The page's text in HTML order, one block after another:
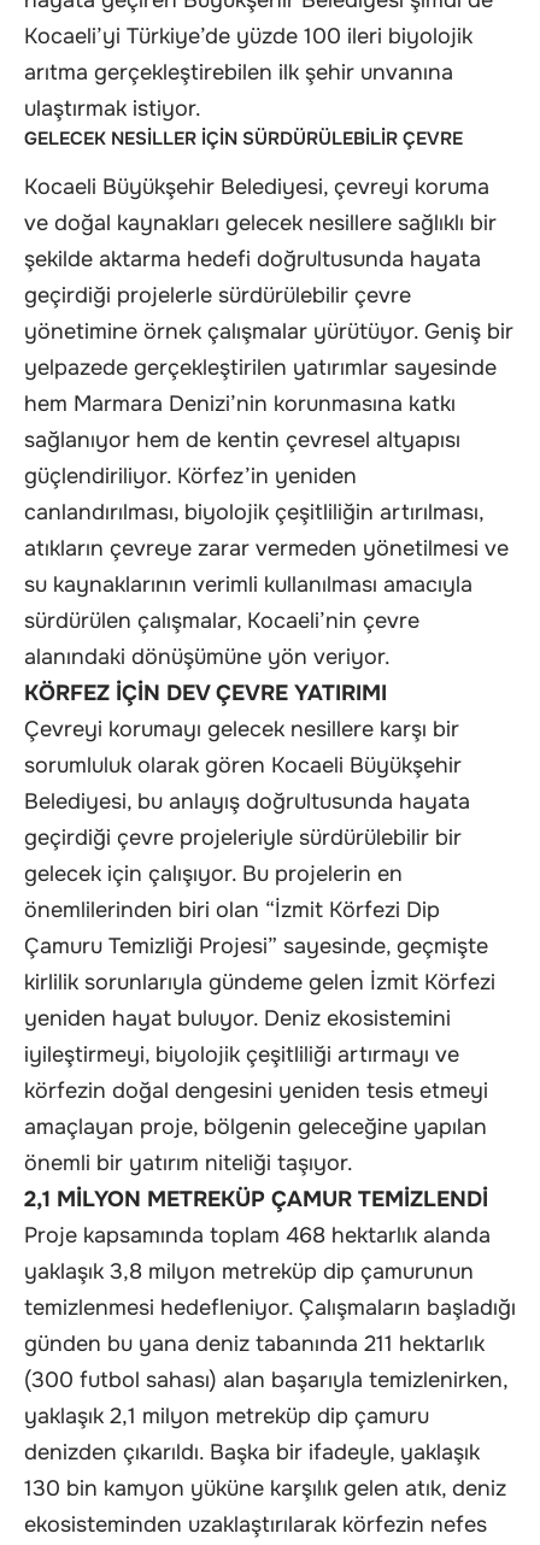
Kocaeli’yi Türkiye’de yüzde 100 ileri biyolojik
arıtma gerçekleştirebilen ilk şehir unvanına
ulaştırmak istiyor.
GELECEK NESİLLER İÇİN SÜRDÜRÜLEBİLİR ÇEVRE
Kocaeli Büyükşehir Belediyesi, çevreyi koruma
ve doğal kaynakları gelecek nesillere sağlıklı bir
şekilde aktarma hedefi doğrultusunda hayata
geçirdiği projelerle sürdürülebilir çevre
yönetimine örnek çalışmalar yürütüyor. Geniş bir
yelpazede gerçekleştirilen yatırımlar sayesinde
hem Marmara Denizi’nin korunmasına katkı
sağlanıyor hem de kentin çevresel altyapısı
güçlendiriliyor. Körfez’in yeniden
canlandırılması, biyolojik çeşitliliğin artırılması,
atıkların çevreye zarar vermeden yönetilmesi ve
su kaynaklarının verimli kullanılması amacıyla
sürdürülen çalışmalar, Kocaeli’nin çevre
alanındaki dönüşümüne yön veriyor.
KÖRFEZ İÇİN DEV ÇEVRE YATIRIMI
Çevreyi korumayı gelecek nesillere karşı bir
sorumluluk olarak gören Kocaeli Büyükşehir
Belediyesi, bu anlayış doğrultusunda hayata
geçirdiği çevre projeleriyle sürdürülebilir bir
gelecek için çalışıyor. Bu projelerin en
önemlilerinden biri olan “İzmit Körfezi Dip
Çamuru Temizliği Projesi” sayesinde, geçmişte
kirlilik sorunlarıyla gündeme gelen İzmit Körfezi
yeniden hayat buluyor. Deniz ekosistemini
iyileştirmeyi, biyolojik çeşitliliği artırmayı ve
körfezin doğal dengesini yeniden tesis etmeyi
amaçlayan proje, bölgenin geleceğine yapılan
önemli bir yatırım niteliği taşıyor.
2,1 MİLYON METREKÜP ÇAMUR TEMİZLENDİ
Proje kapsamında toplam 468 hektarlık alanda
yaklaşık 3,8 milyon metreküp dip çamurunun
temizlenmesi hedefleniyor. Çalışmaların başladığı
günden bu yana deniz tabanında 211 hektarlık
(300 futbol sahası) alan başarıyla temizlenirken,
yaklaşık 2,1 milyon metreküp dip çamuru
denizden çıkarıldı. Başka bir ifadeyle, yaklaşık
130 bin kamyon yüküne karşılık gelen atık, deniz
ekosisteminden uzaklaştırılarak körfezin nefes